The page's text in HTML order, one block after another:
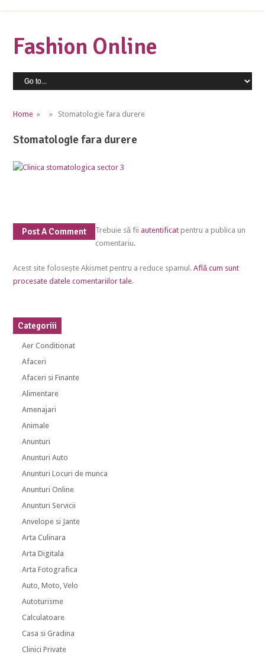
Fashion Online
Home» » Stomatologie fara durere
Stomatologie fara durere
Post A Comment Trebuie să fii autentificatpentru a publica un
comentariu.
Acest site folosește Akismet pentru a reduce spamul. Află cum sunt
procesate datele comentariilor tale.
Categoriii
Aer Conditionat
Afaceri
Afaceri si Finante
Alimentare
Amenajari
Animale
Anunturi
Anunturi Auto
Anunturi Locuri de munca
Anunturi Online
Anunturi Servicii
Anvelope si Jante
Arta Culinara
Arta Digitala
Arta Fotografica
Auto, Moto, Velo
Autoturisme
Calculatoare
Casa si Gradina
Clinici Private